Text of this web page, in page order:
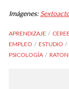
Imágenes:
APRENDIZAJE
EMPLEO
ESTUDIO
PSICOLOGÍA